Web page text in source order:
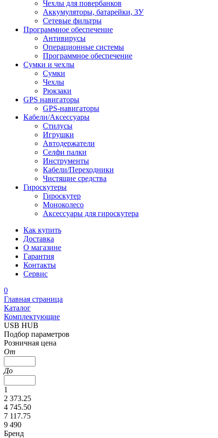
Чехлы для повербанков
Аккумуляторы, батарейки, ЗУ
Сетевые фильтры
Программное обеспечение
Антивирусы
Операционные системы
Программное обеспечение
Сумки и чехлы
Сумки
Чехлы
Рюкзаки
GPS навигаторы
GPS-навигаторы
Кабели/Аксессуары
Стилусы
Игрушки
Автодержатели
Селфи палки
Инструменты
Кабели/Переходники
Чистящие средства
Гироскутеры
Гироскутер
Моноколесо
Аксессуары для гироскутера
Как купить
Доставка
О магазине
Гарантия
Контакты
Сервис
0
Главная страница
Каталог
Комплектующие
USB HUB
Подбор параметров
Розничная цена
От
До
1
2 373.25
4 745.50
7 117.75
9 490
Бренд